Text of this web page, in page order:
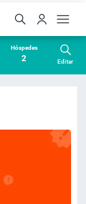
Hóspedes
2 Editar